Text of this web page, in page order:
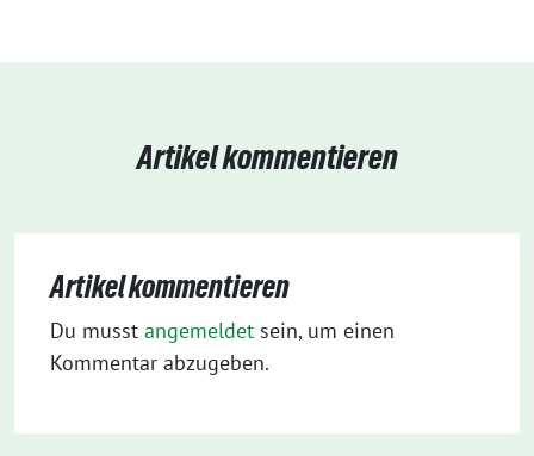
Artikel kommentieren
Artikel kommentieren
Du musst angemeldet sein, um einen
Kommentar abzugeben.